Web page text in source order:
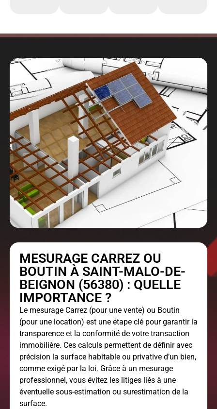
MESURAGE CARREZ OU
BOUTIN À SAINT-MALO-DE-
BEIGNON (56380) : QUELLE
IMPORTANCE ?
Le mesurage Carrez (pour une vente) ou Boutin
(pour une location) est une étape clé pour garantir la
transparence et la conformité de votre transaction
immobilière. Ces calculs permettent de définir avec
précision la surface habitable ou privative d’un bien,
comme exigé par la loi. Grâce à un mesurage
professionnel, vous évitez les litiges liés à une
éventuelle sous-estimation ou surestimation de la
surface.